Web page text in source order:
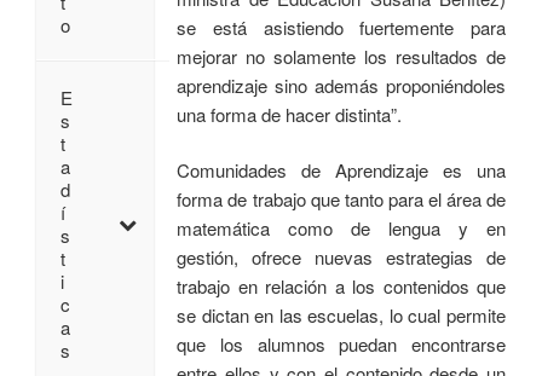
se está asistiendo fuertemente para
mejorar no solamente los resultados de
aprendizaje sino además proponiéndoles
una forma de hacer distinta”.
Comunidades de Aprendizaje es una
forma de trabajo que tanto para el área de
matemática como de lengua y en
gestión, ofrece nuevas estrategias de
trabajo en relación a los contenidos que
se dictan en las escuelas, lo cual permite
que los alumnos puedan encontrarse
o
E
s
t
a
d
í
s
t
i
c
a
s